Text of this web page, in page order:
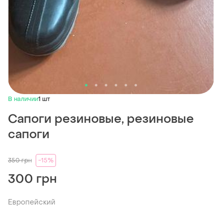
В наличии1 шт
Сапоги резиновые, резиновые
сапоги
350грн -15%
300 грн
Европейский